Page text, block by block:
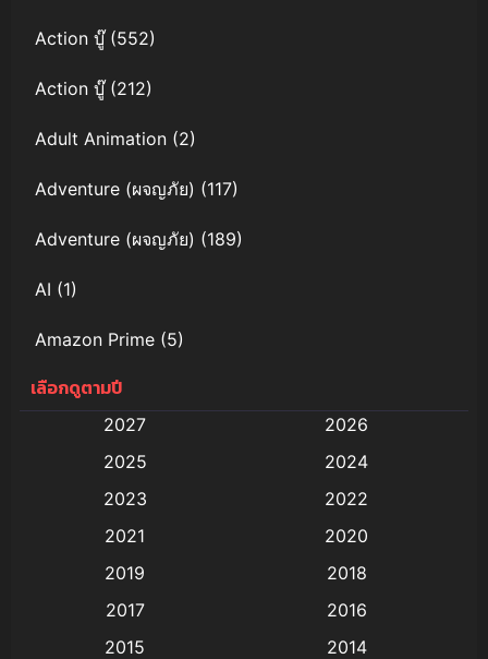
Action บู๊(552)
Action บู๊(212)
Adult Animation (2)
Adventure (ผจญภัย) (117)
Adventure (ผจญภัย) (189)
AI (1)
Amazon Prime (5)
Anal (ประตูหลัง)
Animation การ์ตูน
Animation อนิเมะ
Animation แอนิเมชัน
เลือกดูตามปี
2027
2026
2025
2024
2023
2022
2021
2020
2019
2018
2017
2016
2015
2014